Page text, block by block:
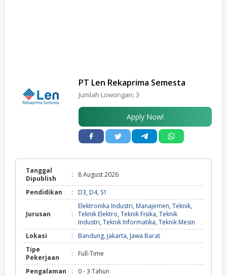
PT Len Rekaprima Semesta
Jumlah Lowongan: 3
Apply Now!
Tanggal
Dipublish
: 8 August 2026
Pendidikan : D3, D4, S1
Jurusan :
Elektronika Industri, Manajemen, Teknik,
Teknik Elektro, Teknik Fisika, Teknik
Industri, Teknik Informatika, Teknik Mesin
Lokasi
: Bandung, Jakarta, Jawa Barat
Tipe
Pekerjaan
: Full-Time
Pengalaman : 0 - 3 Tahun